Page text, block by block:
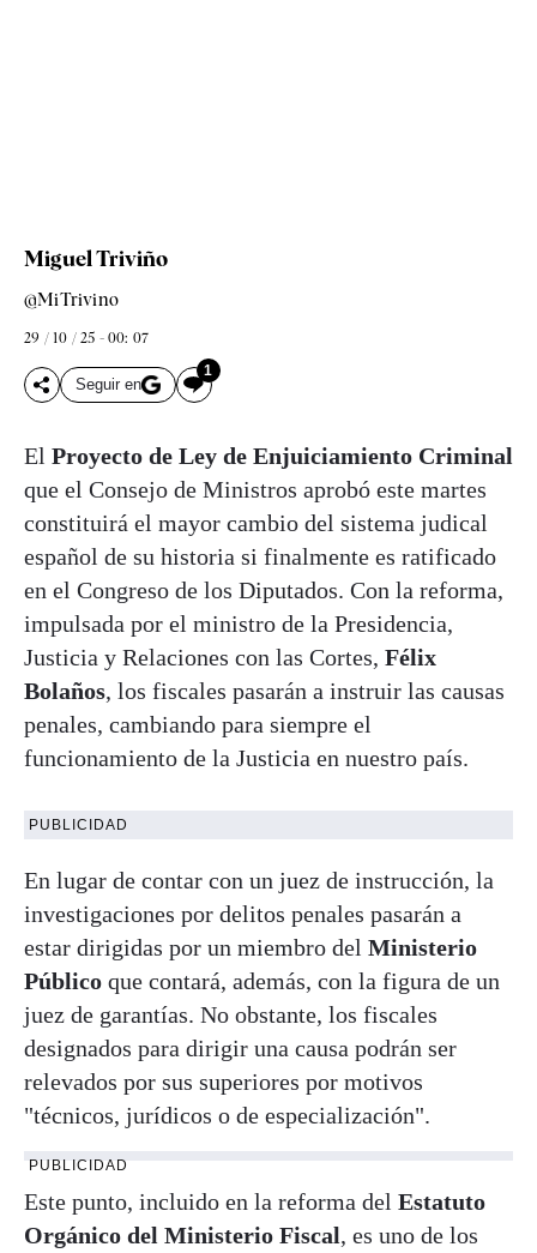
Miguel Triviño
@MiTrivino
29 / 10 / 25 - 00: 07
Seguir en
1
El Proyecto de Ley de Enjuiciamiento Criminal
que el Consejo de Ministros aprobó este martes
constituirá el mayor cambio del sistema judical
español de su historia si finalmente es ratificado
en el Congreso de los Diputados. Con la reforma,
impulsada por el ministro de la Presidencia,
Justicia y Relaciones con las Cortes, Félix
Bolaños, los fiscales pasarán a instruir las causas
penales, cambiando para siempre el
funcionamiento de la Justicia en nuestro país.
PUBLICIDAD
En lugar de contar con un juez de instrucción, la
investigaciones por delitos penales pasarán a
estar dirigidas por un miembro del Ministerio
Público que contará, además, con la figura de un
juez de garantías. No obstante, los fiscales
designados para dirigir una causa podrán ser
relevados por sus superiores por motivos
"técnicos, jurídicos o de especialización".
PUBLICIDAD
Este punto, incluido en la reforma del Estatuto
Orgánico del Ministerio Fiscal, es uno de los